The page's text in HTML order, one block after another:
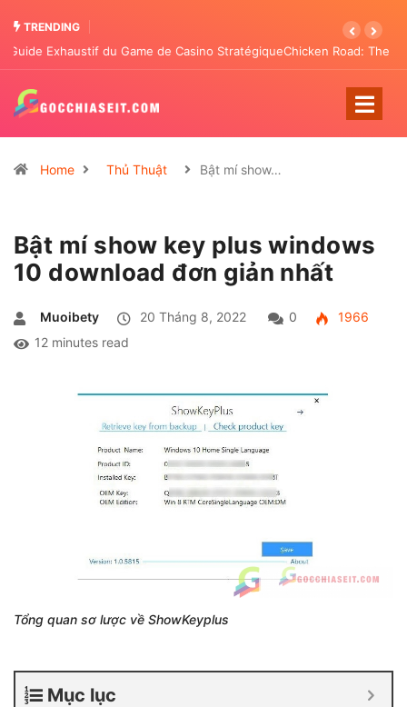
TRENDING
Chicken Road: The Tactical Casino Entertainment Transforming
Home Thủ Thuật Bật mí show…
Bật mí show key plus windows
10 download đơn giản nhất
Muoibety 20 Tháng 8, 2022 0
1966
12 minutes read
Tổng quan sơ lược về ShowKeyplus
Mục lục